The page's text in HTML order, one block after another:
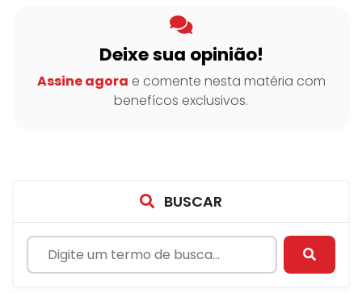
Deixe sua opinião!
Assine agora e comente nesta matéria com
benefícos exclusivos.
BUSCAR